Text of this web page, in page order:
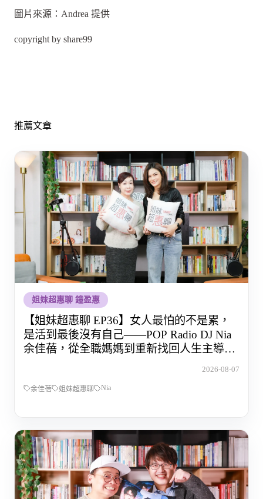
圖片來源：Andrea 提供
copyright by share99
推薦文章
姐妹超惠聊 鐘盈惠
【姐妹超惠聊 EP36】女人最怕的不是累，
是活到最後沒有自己——POP Radio DJ Nia
余佳蓓，從全職媽媽到重新找回人生主導權
2026-08-07
余佳蓓 姐妹超惠聊 Nia